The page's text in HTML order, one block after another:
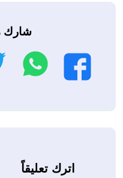
شارك
فيسبوك
اترك تعليقاً